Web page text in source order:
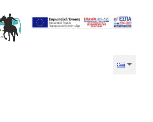
ΚΤΕΛ ΚΑΡΔΙΤΣΑΣ ΑΕ